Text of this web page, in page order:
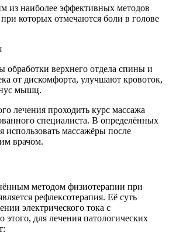
из наиболее эффективных методов
которых отмечаются боли в голове
обработки верхнего отдела спины и
от дискомфорта, улучшают кровоток,
мышц.
лечения проходить курс массажа
специалиста. В определённых
использовать массажёры после
врачом.
методом физиотерапии при
рефлексотерапия. Её суть
электрического тока с
для лечения патологических